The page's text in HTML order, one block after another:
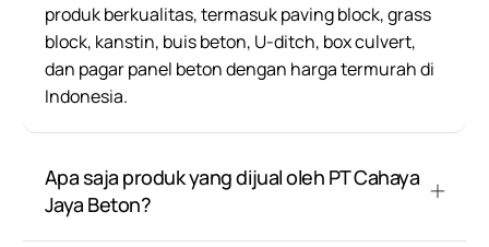
produk berkualitas, termasuk paving block, grass
block, kanstin, buis beton, U-ditch, box culvert,
dan pagar panel beton dengan harga termurah di
Indonesia.
Apa saja produk yang dijual oleh PT Cahaya
Jaya Beton?